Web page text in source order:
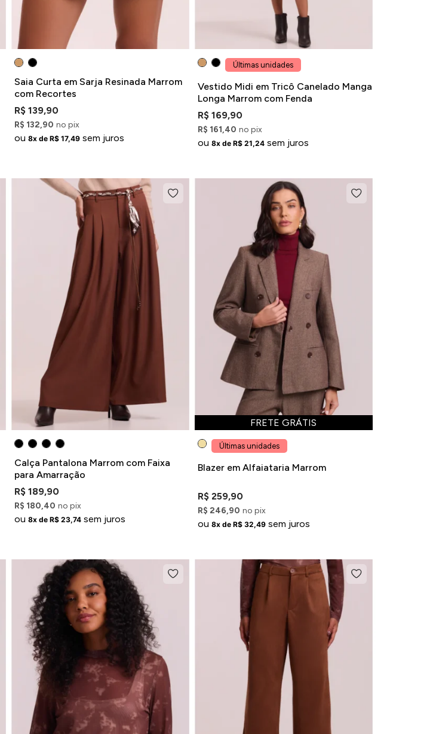
Saia Curta em Sarja Resinada Marrom
com Recortes
R$ 139,90
R$ 132,90 no pix
ou8x de R$ 17,49 sem juros
Últimas unidades
Vestido Midi em Tricô Canelado Manga
Longa Marrom com Fenda
R$ 169,90
R$ 161,40 no pix
ou8x de R$ 21,24 sem juros
Calça Pantalona Marrom com Faixa
para Amarração
R$ 189,90
R$ 180,40 no pix
ou8x de R$ 23,74 sem juros
FRETE GRÁTIS
Últimas unidades
Blazer em Alfaiataria Marrom
R$ 259,90
R$ 246,90 no pix
ou8x de R$ 32,49 sem juros